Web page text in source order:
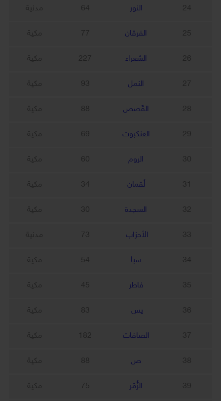
24 النور 64 مدنية
25 الفرقان 77 مكية
26 الشعراء 227 مكية
27 النمل 93 مكية
28 القَصص 88 مكية
29 العنكبوت 69 مكية
30 الروم 60 مكية
31 لُقمان 34 مكية
32 السجدة 30 مكية
33 الأحزاب 73 مدنية
34 سبأ 54 مكية
35 فاطر 45 مكية
36 يس 83 مكية
37 الصافات 182 مكية
38 ص 88 مكية
39 الزُّمَر 75 مكية